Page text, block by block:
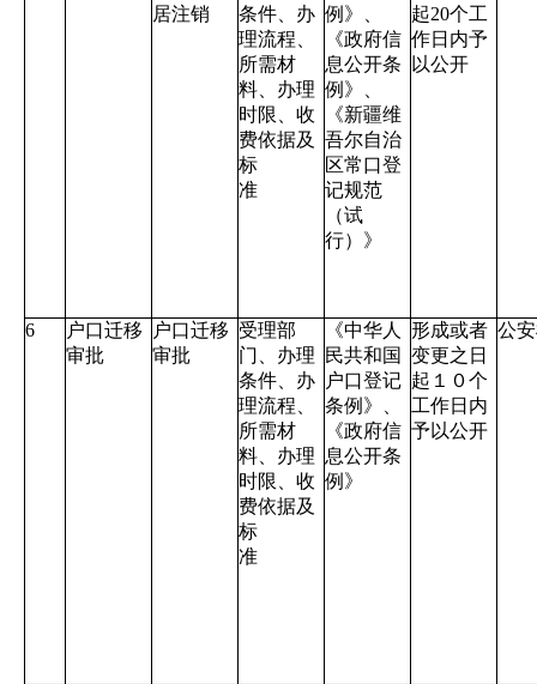
居注销
条件、办
理流程、
所需材
料、办理
时限、收
费依据及
标
准
例》、
《政府信
息公开条
例》、
《新疆维
吾尔自治
区常口登
记规范
（试
行）》
起20个工
作日内予
以公开
6
户口迁移
审批
户口迁移
审批
受理部
门、办理
条件、办
理流程、
所需材
料、办理
时限、收
费依据及
标
准
《中华人
民共和国
户口登记
条例》、
《政府信
息公开条
例》
形成或者
变更之日
起１０个
工作日内
予以公开
公